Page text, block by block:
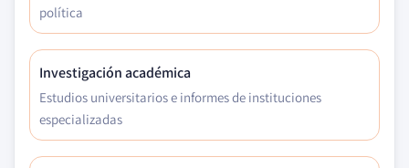
política
Investigación académica
Estudios universitarios e informes de instituciones
especializadas